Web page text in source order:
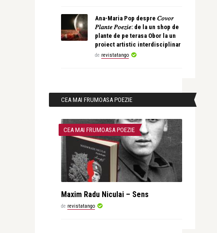
Ana-Maria Pop despre 𝐶𝑜𝑣𝑜𝑟
𝑃𝑙𝑎𝑛𝑡𝑒 𝑃𝑜𝑒𝑧𝑖𝑒: de la un shop de
plante de pe terasa Obor la un
proiect artistic interdisciplinar
de revistatango
CEA MAI FRUMOASA POEZIE
CEA MAI FRUMOASA POEZIE
Maxim Radu Niculai – Sens
de revistatango